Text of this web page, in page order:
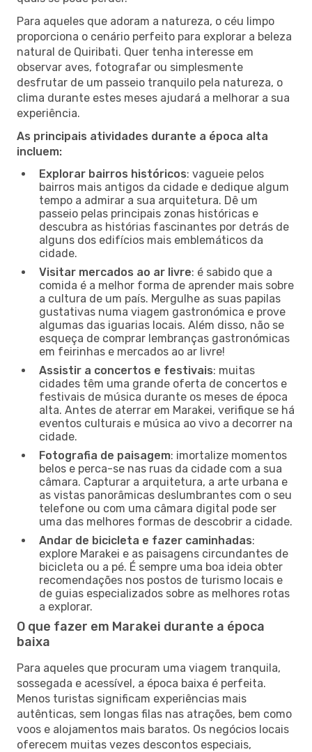
Para aqueles que adoram a natureza, o céu limpo
proporciona o cenário perfeito para explorar a beleza
natural de Quiribati. Quer tenha interesse em
observar aves, fotografar ou simplesmente
desfrutar de um passeio tranquilo pela natureza, o
clima durante estes meses ajudará a melhorar a sua
experiência.
As principais atividades durante a época alta
incluem:
Explorar bairros históricos: vagueie pelos
bairros mais antigos da cidade e dedique algum
tempo a admirar a sua arquitetura. Dê um
passeio pelas principais zonas históricas e
descubra as histórias fascinantes por detrás de
alguns dos edifícios mais emblemáticos da
cidade.
Visitar mercados ao ar livre: é sabido que a
comida é a melhor forma de aprender mais sobre
a cultura de um país. Mergulhe as suas papilas
gustativas numa viagem gastronómica e prove
algumas das iguarias locais. Além disso, não se
esqueça de comprar lembranças gastronómicas
em feirinhas e mercados ao ar livre!
Assistir a concertos e festivais: muitas
cidades têm uma grande oferta de concertos e
festivais de música durante os meses de época
alta. Antes de aterrar em Marakei, verifique se há
eventos culturais e música ao vivo a decorrer na
cidade.
Fotografia de paisagem: imortalize momentos
belos e perca-se nas ruas da cidade com a sua
câmara. Capturar a arquitetura, a arte urbana e
as vistas panorâmicas deslumbrantes com o seu
telefone ou com uma câmara digital pode ser
uma das melhores formas de descobrir a cidade.
Andar de bicicleta e fazer caminhadas:
explore Marakei e as paisagens circundantes de
bicicleta ou a pé. É sempre uma boa ideia obter
recomendações nos postos de turismo locais e
de guias especializados sobre as melhores rotas
a explorar.
O que fazer em Marakei durante a época
baixa
Para aqueles que procuram uma viagem tranquila,
sossegada e acessível, a época baixa é perfeita.
Menos turistas significam experiências mais
autênticas, sem longas filas nas atrações, bem como
voos e alojamentos mais baratos. Os negócios locais
oferecem muitas vezes descontos especiais,